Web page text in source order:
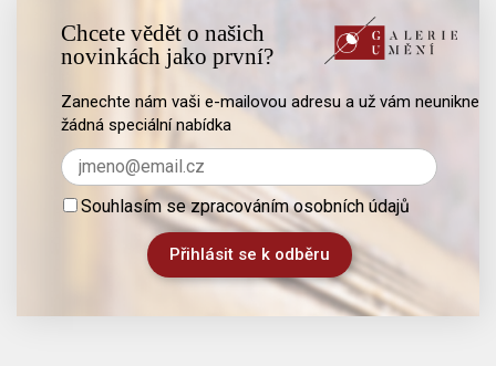
Chcete vědět o našich
novinkách jako první?
Zanechte nám vaši e-mailovou adresu a už vám neunikne
žádná speciální nabídka
Souhlasím se zpracováním osobních údajů